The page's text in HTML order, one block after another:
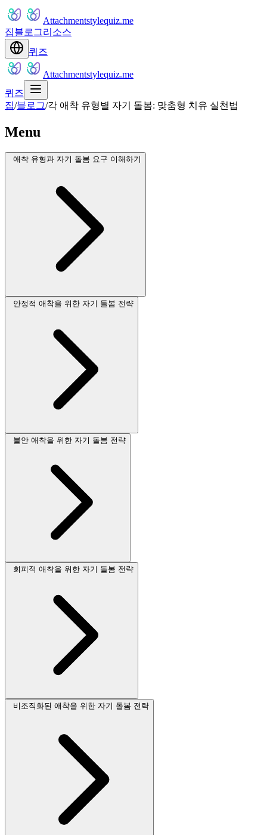
Attachmentstylequiz.me
집블로그리소스
퀴즈
Attachmentstylequiz.me
퀴즈
집/블로그/각 애착 유형별 자기 돌봄: 맞춤형 치유 실천법
Menu
애착 유형과 자기 돌봄 요구 이해하기
안정적 애착을 위한 자기 돌봄 전략
불안 애착을 위한 자기 돌봄 전략
회피적 애착을 위한 자기 돌봄 전략
비조직화된 애착을 위한 자기 돌봄 전략